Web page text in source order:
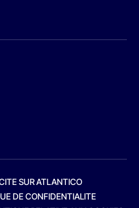
SUR ATLANTICO
DE CONFIDENTIALITE